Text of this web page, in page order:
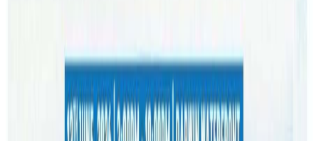
सबैलाई घर खरिद बिक्री तथा भाडामा लिने दिने काममा मल्टि
डाईनामिक सहयोगी बन्दैआएको छ । मल्टि डाईनामिकले ब्रिजबेनसँगै
सिड्नीका चार स्थान, मेलवर्न, क्यानवेरा, एडिलेडमा कार्यालय राखेर
सेवा दिदैआएको छ ।